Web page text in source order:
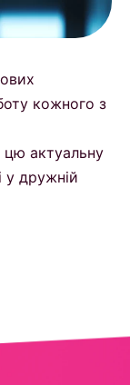
кожного з
актуальну
у дружній